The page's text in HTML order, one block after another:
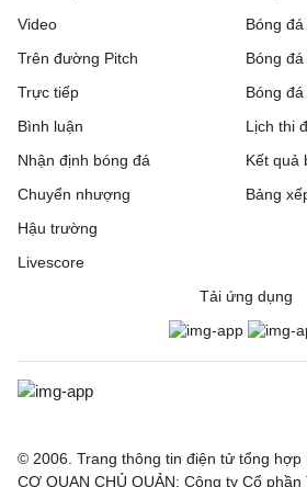
Video
Trên đường Pitch
Trực tiếp
Bóng
Bóng đá
Bóng đá
Bình luận
Nhận định bóng đá
Chuyển nhượng
Hậu trường
Livescore
Lịch thi
Kết quả
Bảng
Tải ứng dụng
© 2006. Trang thông tin điện tử tổng hợp
CƠ QUAN CHỦ QUẢN: Công ty Cổ